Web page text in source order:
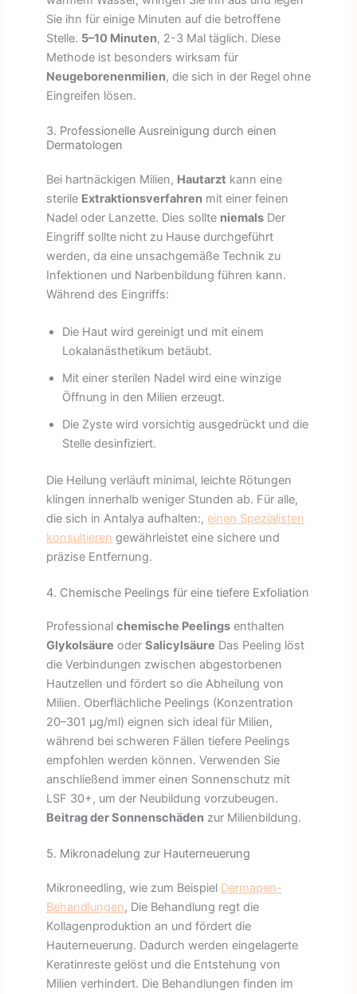
Sie ihn für einige Minuten auf die betroffene
Stelle. 5–10 Minuten, 2-3 Mal täglich. Diese
Methode ist besonders wirksam für
Neugeborenenmilien, die sich in der Regel ohne
Eingreifen lösen.
3. Professionelle Ausreinigung durch einen
Dermatologen
Bei hartnäckigen Milien, Hautarzt kann eine
sterile Extraktionsverfahrenmit einer feinen
Nadel oder Lanzette. Dies sollte niemalsDer
Eingriff sollte nicht zu Hause durchgeführt
werden, da eine unsachgemäße Technik zu
Infektionen und Narbenbildung führen kann.
Während des Eingriffs:
Die Haut wird gereinigt und mit einem
Lokalanästhetikum betäubt.
Mit einer sterilen Nadel wird eine winzige
Öffnung in den Milien erzeugt.
Die Zyste wird vorsichtig ausgedrückt und die
Stelle desinfiziert.
Die Heilung verläuft minimal, leichte Rötungen
klingen innerhalb weniger Stunden ab. Für alle,
die sich in Antalya aufhalten:, einen Spezialisten
konsultieren gewährleistet eine sichere und
präzise Entfernung.
4. Chemische Peelings für eine tiefere Exfoliation
Professional chemische Peelingsenthalten
Glykolsäure oder Salicylsäure Das Peeling löst
die Verbindungen zwischen abgestorbenen
Hautzellen und fördert so die Abheilung von
Milien. Oberflächliche Peelings (Konzentration
20–301 µg/ml) eignen sich ideal für Milien,
während bei schweren Fällen tiefere Peelings
empfohlen werden können. Verwenden Sie
anschließend immer einen Sonnenschutz mit
LSF 30+, um der Neubildung vorzubeugen.
Beitrag der Sonnenschädenzur Milienbildung.
5. Mikronadelung zur Hauterneuerung
Mikroneedling, wie zum Beispiel Dermapen-
Behandlungen, Die Behandlung regt die
Kollagenproduktion an und fördert die
Hauterneuerung. Dadurch werden eingelagerte
Keratinreste gelöst und die Entstehung von
Milien verhindert. Die Behandlungen finden im